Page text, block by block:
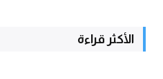
الأكثر قراءة